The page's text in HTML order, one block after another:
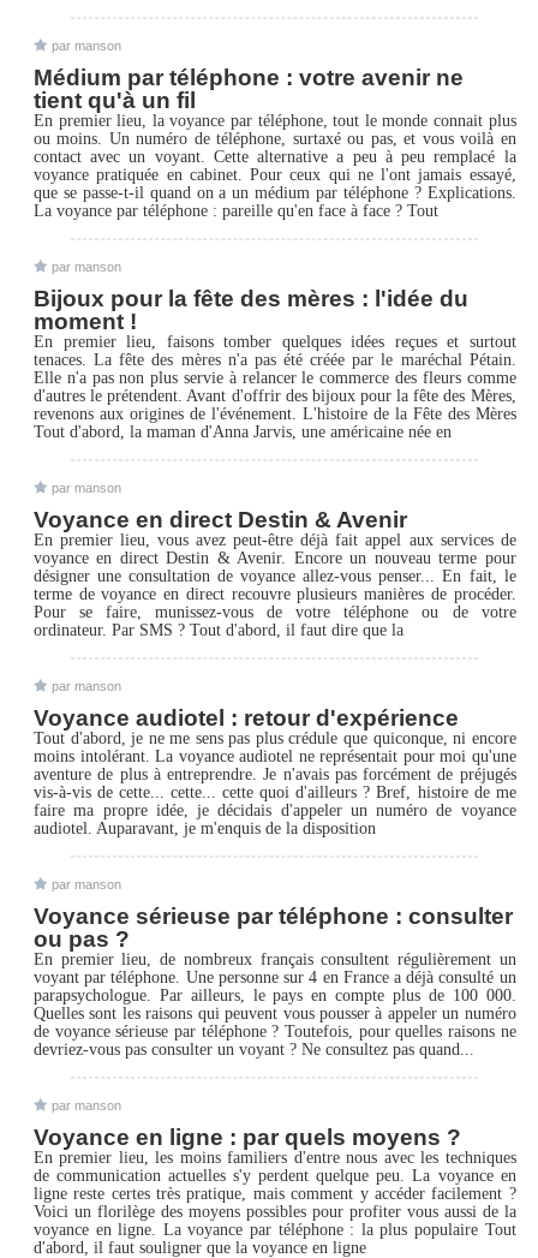
par manson
Médium par téléphone : votre avenir ne
tient qu'à un fil
En premier lieu, la voyance par téléphone, tout le monde connait plus
ou moins. Un numéro de téléphone, surtaxé ou pas, et vous voilà en
contact avec un voyant. Cette alternative a peu à peu remplacé la
voyance pratiquée en cabinet. Pour ceux qui ne l'ont jamais essayé,
que se passe-t-il quand on a un médium par téléphone ? Explications.
La voyance par téléphone : pareille qu'en face à face ? Tout
par manson
Bijoux pour la fête des mères : l'idée du
moment !
En premier lieu, faisons tomber quelques idées reçues et surtout
tenaces. La fête des mères n'a pas été créée par le maréchal Pétain.
Elle n'a pas non plus servie à relancer le commerce des fleurs comme
d'autres le prétendent. Avant d'offrir des bijoux pour la fête des Mères,
revenons aux origines de l'événement. L'histoire de la Fête des Mères
Tout d'abord, la maman d'Anna Jarvis, une américaine née en
par manson
Voyance en direct Destin & Avenir
En premier lieu, vous avez peut-être déjà fait appel aux services de
voyance en direct Destin & Avenir. Encore un nouveau terme pour
désigner une consultation de voyance allez-vous penser... En fait, le
terme de voyance en direct recouvre plusieurs manières de procéder.
Pour se faire, munissez-vous de votre téléphone ou de votre
ordinateur. Par SMS ? Tout d'abord, il faut dire que la
par manson
Voyance audiotel : retour d'expérience
Tout d'abord, je ne me sens pas plus crédule que quiconque, ni encore
moins intolérant. La voyance audiotel ne représentait pour moi qu'une
aventure de plus à entreprendre. Je n'avais pas forcément de préjugés
vis-à-vis de cette... cette... cette quoi d'ailleurs ? Bref, histoire de me
faire ma propre idée, je décidais d'appeler un numéro de voyance
audiotel. Auparavant, je m'enquis de la disposition
par manson
Voyance sérieuse par téléphone : consulter
ou pas ?
En premier lieu, de nombreux français consultent régulièrement un
voyant par téléphone. Une personne sur 4 en France a déjà consulté un
parapsychologue. Par ailleurs, le pays en compte plus de 100 000.
Quelles sont les raisons qui peuvent vous pousser à appeler un numéro
de voyance sérieuse par téléphone ? Toutefois, pour quelles raisons ne
devriez-vous pas consulter un voyant ? Ne consultez pas quand...
par manson
Voyance en ligne : par quels moyens ?
En premier lieu, les moins familiers d'entre nous avec les techniques
de communication actuelles s'y perdent quelque peu. La voyance en
ligne reste certes très pratique, mais comment y accéder facilement ?
Voici un florilège des moyens possibles pour profiter vous aussi de la
voyance en ligne. La voyance par téléphone : la plus populaire Tout
d'abord, il faut souligner que la voyance en ligne